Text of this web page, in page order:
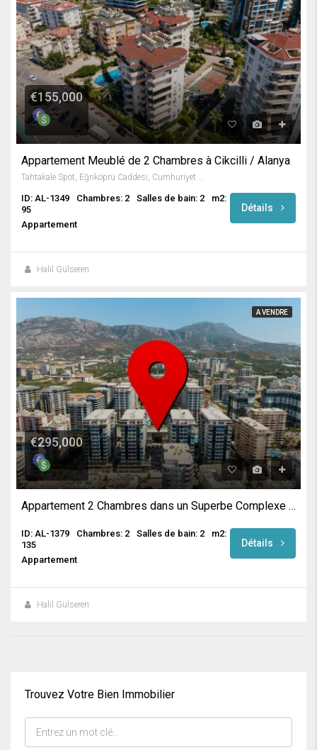
€155,000
Appartement Meublé de 2 Chambres à Cikcilli / Alanya
Tahtakale Spot, Eğriköprü Caddesi, Cumhuriyet Mahallesi, Alanya, Antalya, Akdeniz Bölgesi, 07469, Türkiye
ID: AL-1349 Chambres: 2 Salles de bain: 2
m2:
95
Appartement
Détails
Halil Gülseren
A VENDRE
€295,000
Appartement 2 Chambres dans un Superbe Complexe à Mahmutlar
ID: AL-1379 Chambres: 2 Salles de bain: 2
m2:
135
Appartement
Détails
Halil Gülseren
Trouvez Votre Bien Immobilier